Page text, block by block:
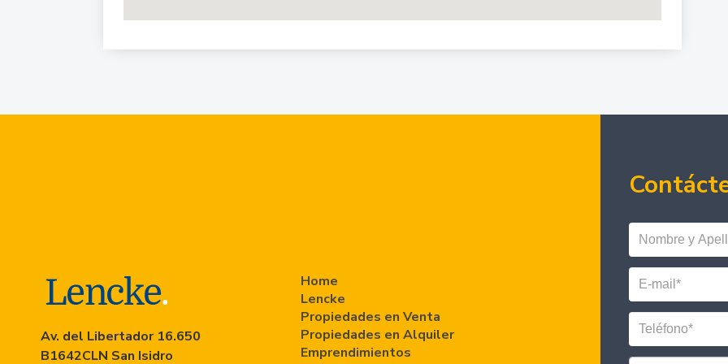
Av. del Libertador 16.650
B1642CLN San Isidro
Home
Lencke
Propiedades en Venta
Propiedades en Alquiler
Emprendimientos